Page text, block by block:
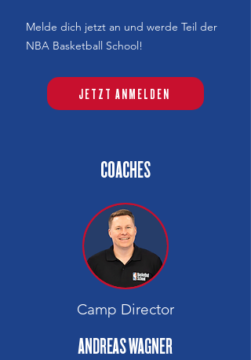
Melde dich jetzt an und werde Teil der
NBA Basketball School!
JETZT ANMELDEN
COACHES
Camp Director
ANDREAS WAGNER